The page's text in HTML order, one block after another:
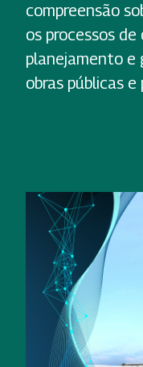
compreensão
os processos
planejamento
obras públicas e